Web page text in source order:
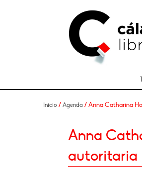
Inicio / Agenda / Anna Catharina
Anna
autoritaria